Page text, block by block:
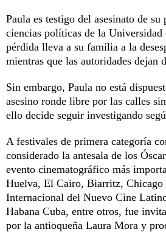
Paula es testigo del asesinato de
ciencias políticas de la
pérdida lleva a su familia a la
mientras que las autoridades dejan
Sin embargo, Paula no está
asesino ronde libre por las calles
ello decide seguir investigando
A festivales de primera categoría
considerado la antesala de los
evento cinematográfico más
Huelva, El Cairo, Biarritz, Chicago
Internacional del Nuevo Cine
Habana Cuba, entre otros, fue
por la antioqueña Laura Mora y